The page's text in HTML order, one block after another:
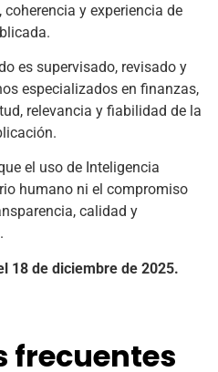
y experiencia de
es supervisado, revisado y
especializados en finanzas,
relevancia y fiabilidad de la
el uso de Inteligencia
humano ni el compromiso
calidad y
18 de diciembre de 2025.
frecuentes